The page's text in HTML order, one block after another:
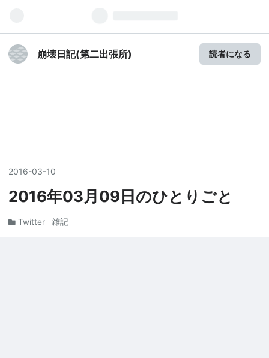
崩壊日記(第二出張所) 読者になる
2016-03-10
2016年03月09日のひとりごと
Twitter 雑記